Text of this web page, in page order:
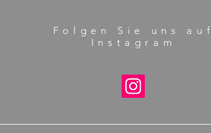
Folgen Sie uns auf
Instagram